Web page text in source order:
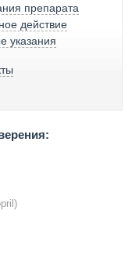
препарата
действие
указания